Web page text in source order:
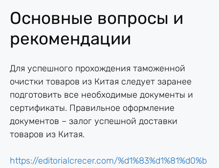
Основные вопросы и
рекомендации
Для успешного прохождения таможенной
очистки товаров из Китая следует заранее
подготовить все необходимые документы и
сертификаты. Правильное оформление
документов – залог успешной доставки
товаров из Китая.
https://editorialcrecer.com/%d1%83%d1%81%d0%b